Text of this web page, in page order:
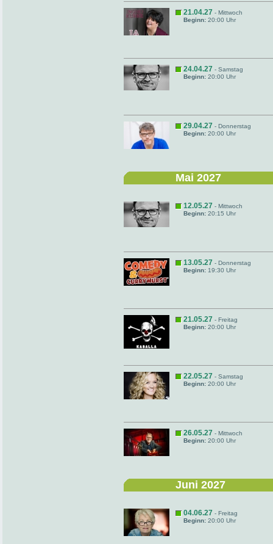
21.04.27 - Mittwoch
Beginn: 20:00 Uhr
24.04.27 - Samstag
Beginn: 20:00 Uhr
29.04.27 - Donnerstag
Beginn: 20:00 Uhr
Mai 2027
12.05.27 - Mittwoch
Beginn: 20:15 Uhr
13.05.27 - Donnerstag
Beginn: 19:30 Uhr
21.05.27 - Freitag
Beginn: 20:00 Uhr
22.05.27 - Samstag
Beginn: 20:00 Uhr
26.05.27 - Mittwoch
Beginn: 20:00 Uhr
Juni 2027
04.06.27 - Freitag
Beginn: 20:00 Uhr